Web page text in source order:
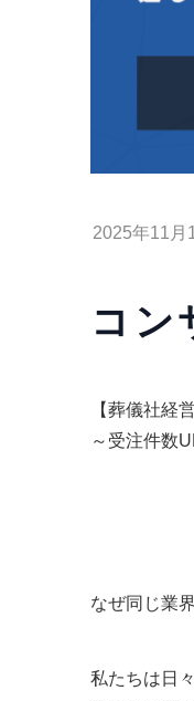
2025年11月
コン
【葬儀社経
～受注件数
なぜ同じ業
私たちは日